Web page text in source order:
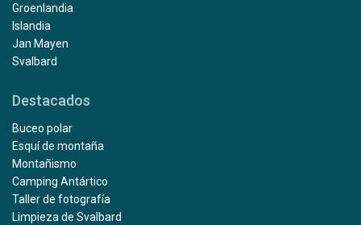
Groenlandia
Islandia
Jan Mayen
Svalbard
Destacados
Buceo polar
Esquí de montaña
Montañismo
Camping Antártico
Taller de fotografía
Limpieza de Svalbard